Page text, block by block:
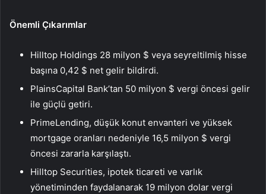
Önemli Çıkarımlar
Hilltop Holdings 28 milyon $ veya seyreltilmiş hisse
başına 0,42 $ net gelir bildirdi.
PlainsCapital Bank’tan 50 milyon $ vergi öncesi gelir
ile güçlü getiri.
PrimeLending, düşük konut envanteri ve yüksek
mortgage oranları nedeniyle 16,5 milyon $ vergi
öncesi zararla karşılaştı.
Hilltop Securities, ipotek ticareti ve varlık
yönetiminden faydalanarak 19 milyon dolar vergi